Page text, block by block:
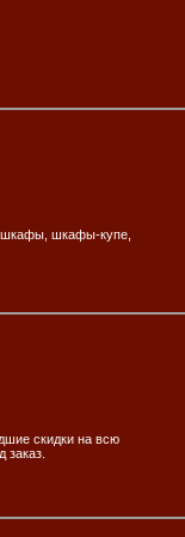
шкафы, шкафы-купе,
скидки на всю
заказ.